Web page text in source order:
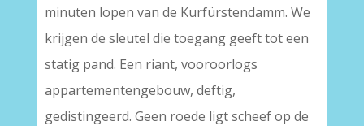
minuten lopen van de Kurfürstendamm. We
krijgen de sleutel die toegang geeft tot een
statig pand. Een riant, vooroorlogs
appartementengebouw, deftig,
gedistingeerd. Geen roede ligt scheef op de